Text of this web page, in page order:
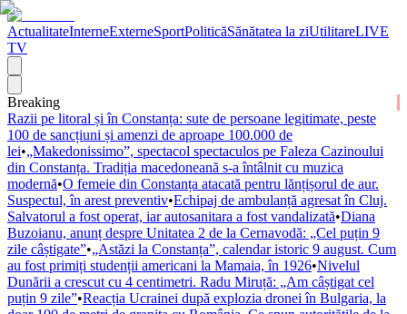
ActualitateInterneExterneSportPoliticăSănătatea la ziUtilitareLIVE
TV
Breaking
Razii pe litoral și în Constanța: sute de persoane legitimate, peste
100 de sancțiuni și amenzi de aproape 100.000 de
lei•„Makedonissimo”, spectacol spectaculos pe Faleza Cazinoului
din Constanța. Tradiția macedoneană s-a întâlnit cu muzica
modernă•O femeie din Constanța atacată pentru lănțișorul de aur.
Suspectul, în arest preventiv•Echipaj de ambulanță agresat în Cluj.
Salvatorul a fost operat, iar autosanitara a fost vandalizată•Diana
Buzoianu, anunț despre Unitatea 2 de la Cernavodă: „Cel puțin 9
zile câștigate”•„Astăzi la Constanța”, calendar istoric 9 august. Cum
au fost primiți studenții americani la Mamaia, în 1926•Nivelul
Dunării a crescut cu 4 centimetri. Radu Miruță: „Am câștigat cel
puțin 9 zile”•Reacția Ucrainei după explozia dronei în Bulgaria, la